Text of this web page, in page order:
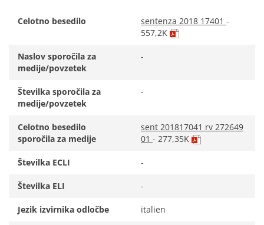
Celotno besedilo sentenza 2018 17401 -
557,2K
(dokument
Naslov sporočila za
medije/povzetek
-
Številka sporočila za
medije/povzetek
-
Celotno besedilo
sporočila za medije
sent 201817041 rv 272649
01 - 277,35K
(dokument
Številka ECLI -
Številka ELI -
Jezik izvirnika odločbe italien